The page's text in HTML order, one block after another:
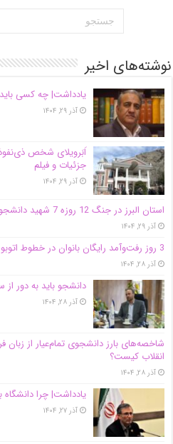
نوشته‌های اخیر
یادداشت| ‌چه کسی
آذر ۲۹, ۱۴۰۴
اَبَر‌ویلای شخص
جزئیات و فیلم
آذر ۲۹, ۱۴۰۴
استان البرز در جنگ 12 روزه 7 شهید دانشجو تقدیم انقلاب کرد
آذر ۲۹, ۱۴۰۴
3 روز رفت‌وآمد رایگان بانوان در خطوط اتوبوسرانی شهری کرج
آذر ۲۸, ۱۴۰۴
دانشجو باید به دور
آذر ۲۸, ۱۴۰۴
شاخصه‌های بارز دانشجوی تمام‌عیار از زبان
انقلاب کیست؟
آذر ۲۸, ۱۴۰۴
یادداشت| چرا دانشگاه
آذر ۲۷, ۱۴۰۴